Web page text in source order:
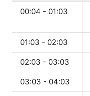
00:04 - 01:03
01:03 - 02:03
02:03 - 03:03
03:03 - 04:03